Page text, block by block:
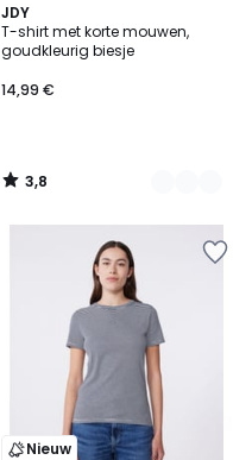
JDY
T-shirt met korte mouwen,
goudkleurig biesje
14,99 €
3,8
/ 5
4
Kleuren
3,8
/
Nieuw